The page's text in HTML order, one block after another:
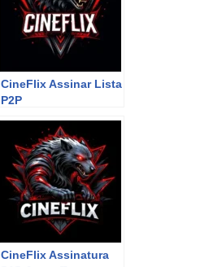
CineFlix Assinar Lista
P2P
CineFlix Assinatura